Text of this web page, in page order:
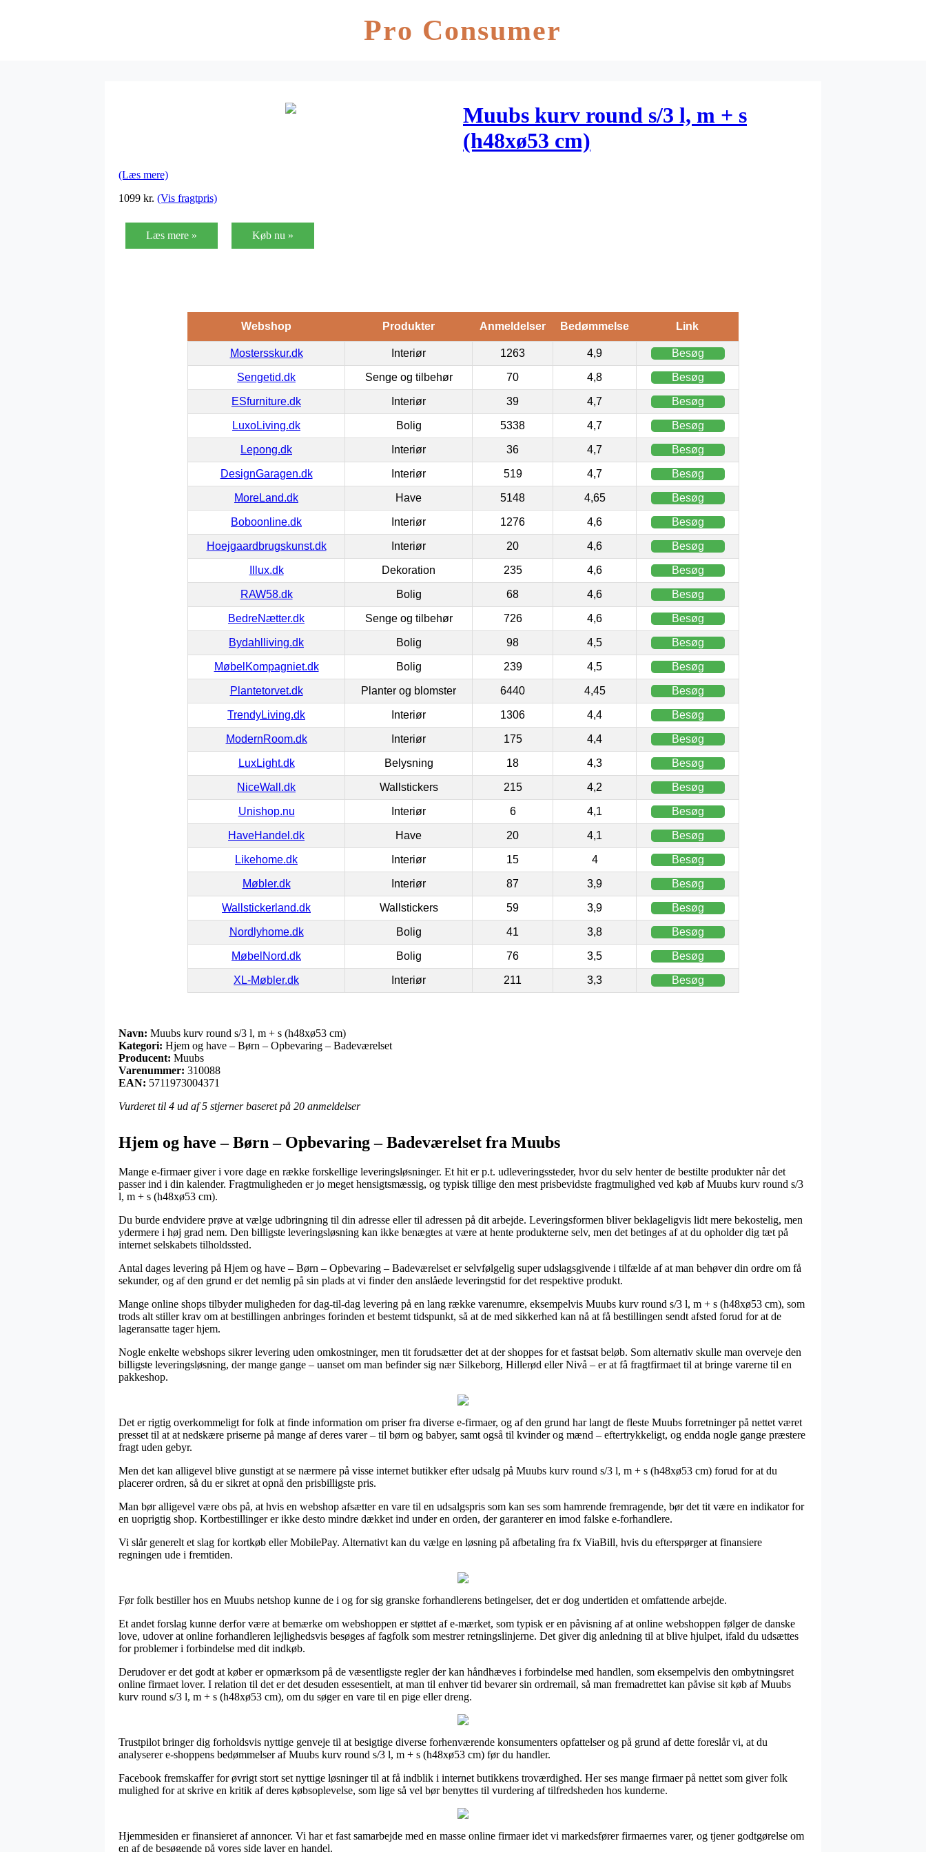
Pro Consumer
Muubs kurv round s/3 l, m + s
(h48xø53 cm)
(Læs mere)
1099 kr. (Vis fragtpris)
Læs mere » Køb nu »
Webshop Produkter Anmeldelser Bedømmelse Link
Mostersskur.dk Interiør 1263 4,9 Besøg
Sengetid.dk Senge og tilbehør 70 4,8 Besøg
ESfurniture.dk Interiør 39 4,7 Besøg
LuxoLiving.dk Bolig 5338 4,7 Besøg
Lepong.dk Interiør 36 4,7 Besøg
DesignGaragen.dk Interiør 519 4,7 Besøg
MoreLand.dk Have 5148 4,65 Besøg
Boboonline.dk Interiør 1276 4,6 Besøg
Hoejgaardbrugskunst.dk Interiør 20 4,6 Besøg
Illux.dk Dekoration 235 4,6 Besøg
RAW58.dk Bolig 68 4,6 Besøg
BedreNætter.dk Senge og tilbehør 726 4,6 Besøg
Bydahlliving.dk Bolig 98 4,5 Besøg
MøbelKompagniet.dk Bolig 239 4,5 Besøg
Plantetorvet.dk Planter og blomster 6440 4,45 Besøg
TrendyLiving.dk Interiør 1306 4,4 Besøg
ModernRoom.dk Interiør 175 4,4 Besøg
LuxLight.dk Belysning 18 4,3 Besøg
NiceWall.dk Wallstickers 215 4,2 Besøg
Unishop.nu Interiør 6 4,1 Besøg
HaveHandel.dk Have 20 4,1 Besøg
Likehome.dk Interiør 15 4 Besøg
Møbler.dk Interiør 87 3,9 Besøg
Wallstickerland.dk Wallstickers 59 3,9 Besøg
Nordlyhome.dk Bolig 41 3,8 Besøg
MøbelNord.dk Bolig 76 3,5 Besøg
XL-Møbler.dk Interiør 211 3,3 Besøg
Navn: Muubs kurv round s/3 l, m + s (h48xø53 cm)
Kategori: Hjem og have – Børn – Opbevaring – Badeværelset
Producent: Muubs
Varenummer: 310088
EAN: 5711973004371
Vurderet til 4 ud af 5 stjerner baseret på 20 anmeldelser
Hjem og have – Børn – Opbevaring – Badeværelset fra Muubs
Mange e-firmaer giver i vore dage en række forskellige leveringsløsninger. Et hit er p.t. udleveringssteder, hvor du selv henter de bestilte produkter når det
passer ind i din kalender. Fragtmuligheden er jo meget hensigtsmæssig, og typisk tillige den mest prisbevidste fragtmulighed ved køb af Muubs kurv round s/3
l, m + s (h48xø53 cm).
Du burde endvidere prøve at vælge udbringning til din adresse eller til adressen på dit arbejde. Leveringsformen bliver beklageligvis lidt mere bekostelig, men
ydermere i høj grad nem. Den billigste leveringsløsning kan ikke benægtes at være at hente produkterne selv, men det betinges af at du opholder dig tæt på
internet selskabets tilholdssted.
Antal dages levering på Hjem og have – Børn – Opbevaring – Badeværelset er selvfølgelig super udslagsgivende i tilfælde af at man behøver din ordre om få
sekunder, og af den grund er det nemlig på sin plads at vi finder den anslåede leveringstid for det respektive produkt.
Mange online shops tilbyder muligheden for dag-til-dag levering på en lang række varenumre, eksempelvis Muubs kurv round s/3 l, m + s (h48xø53 cm), som
trods alt stiller krav om at bestillingen anbringes forinden et bestemt tidspunkt, så at de med sikkerhed kan nå at få bestillingen sendt afsted forud for at de
lageransatte tager hjem.
Nogle enkelte webshops sikrer levering uden omkostninger, men tit forudsætter det at der shoppes for et fastsat beløb. Som alternativ skulle man overveje den
billigste leveringsløsning, der mange gange – uanset om man befinder sig nær Silkeborg, Hillerød eller Nivå – er at få fragtfirmaet til at bringe varerne til en
pakkeshop.
Det er rigtig overkommeligt for folk at finde information om priser fra diverse e-firmaer, og af den grund har langt de fleste Muubs forretninger på nettet været
presset til at at nedskære priserne på mange af deres varer – til børn og babyer, samt også til kvinder og mænd – eftertrykkeligt, og endda nogle gange præstere
fragt uden gebyr.
Men det kan alligevel blive gunstigt at se nærmere på visse internet butikker efter udsalg på Muubs kurv round s/3 l, m + s (h48xø53 cm) forud for at du
placerer ordren, så du er sikret at opnå den prisbilligste pris.
Man bør alligevel være obs på, at hvis en webshop afsætter en vare til en udsalgspris som kan ses som hamrende fremragende, bør det tit være en indikator for
en uoprigtig shop. Kortbestillinger er ikke desto mindre dækket ind under en orden, der garanterer en imod falske e-forhandlere.
Vi slår generelt et slag for kortkøb eller MobilePay. Alternativt kan du vælge en løsning på afbetaling fra fx ViaBill, hvis du efterspørger at finansiere
regningen ude i fremtiden.
Før folk bestiller hos en Muubs netshop kunne de i og for sig granske forhandlerens betingelser, det er dog undertiden et omfattende arbejde.
Et andet forslag kunne derfor være at bemærke om webshoppen er støttet af e-mærket, som typisk er en påvisning af at online webshoppen følger de danske
love, udover at online forhandleren lejlighedsvis besøges af fagfolk som mestrer retningslinjerne. Det giver dig anledning til at blive hjulpet, ifald du udsættes
for problemer i forbindelse med dit indkøb.
Derudover er det godt at køber er opmærksom på de væsentligste regler der kan håndhæves i forbindelse med handlen, som eksempelvis den ombytningsret
online firmaet lover. I relation til det er det desuden essesentielt, at man til enhver tid bevarer sin ordremail, så man fremadrettet kan påvise sit køb af Muubs
kurv round s/3 l, m + s (h48xø53 cm), om du søger en vare til en pige eller dreng.
Trustpilot bringer dig forholdsvis nyttige genveje til at besigtige diverse forhenværende konsumenters opfattelser og på grund af dette foreslår vi, at du
analyserer e-shoppens bedømmelser af Muubs kurv round s/3 l, m + s (h48xø53 cm) før du handler.
Facebook fremskaffer for øvrigt stort set nyttige løsninger til at få indblik i internet butikkens troværdighed. Her ses mange firmaer på nettet som giver folk
mulighed for at skrive en kritik af deres købsoplevelse, som lige så vel bør benyttes til vurdering af tilfredsheden hos kunderne.
Hjemmesiden er finansieret af annoncer. Vi har et fast samarbejde med en masse online firmaer idet vi markedsfører firmaernes varer, og tjener godtgørelse om
en af de besøgende på vores side laver en handel.